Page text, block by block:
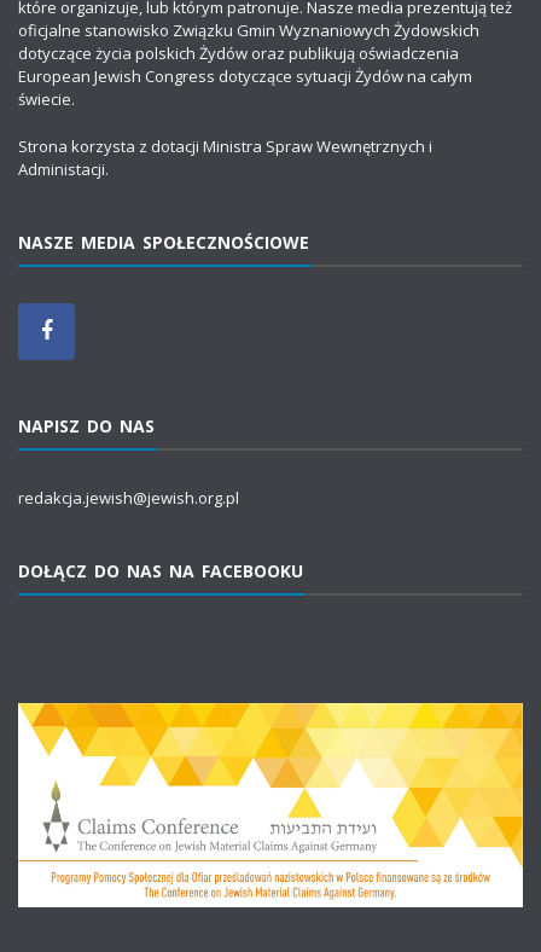
które organizuje, lub którym patronuje. Nasze media prezentują też
oficjalne stanowisko Związku Gmin Wyznaniowych Żydowskich
dotyczące życia polskich Żydów oraz publikują oświadczenia
European Jewish Congress dotyczące sytuacji Żydów na całym
świecie.
Strona korzysta z dotacji Ministra Spraw Wewnętrznych i
Administacji.
NASZE MEDIA SPOŁECZNOŚCIOWE
NAPISZ DO NAS
redakcja.jewish@jewish.org.pl
DOŁĄCZ DO NAS NA FACEBOOKU